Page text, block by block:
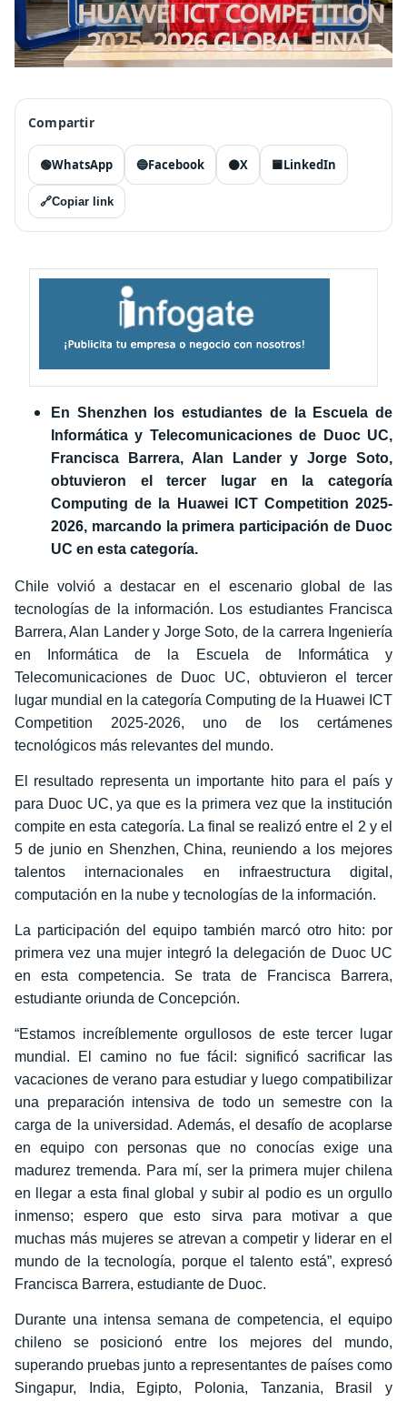
Compartir
🟢WhatsApp 🔵Facebook ⚫X 🟦LinkedIn
🔗Copiar link
En Shenzhen los estudiantes de la Escuela de
Informática y Telecomunicaciones de Duoc UC,
Francisca Barrera, Alan Lander y Jorge Soto,
obtuvieron el tercer lugar en la categoría
Computing de la Huawei ICT Competition 2025-
2026, marcando la primera participación de Duoc
UC en esta categoría.
Chile volvió a destacar en el escenario global de las
tecnologías de la información. Los estudiantes Francisca
Barrera, Alan Lander y Jorge Soto, de la carrera Ingeniería
en Informática de la Escuela de Informática y
Telecomunicaciones de Duoc UC, obtuvieron el tercer
lugar mundial en la categoría Computing de la Huawei ICT
Competition 2025-2026, uno de los certámenes
tecnológicos más relevantes del mundo.
El resultado representa un importante hito para el país y
para Duoc UC, ya que es la primera vez que la institución
compite en esta categoría. La final se realizó entre el 2 y el
5 de junio en Shenzhen, China, reuniendo a los mejores
talentos internacionales en infraestructura digital,
computación en la nube y tecnologías de la información.
La participación del equipo también marcó otro hito: por
primera vez una mujer integró la delegación de Duoc UC
en esta competencia. Se trata de Francisca Barrera,
estudiante oriunda de Concepción.
“Estamos increíblemente orgullosos de este tercer lugar
mundial. El camino no fue fácil: significó sacrificar las
vacaciones de verano para estudiar y luego compatibilizar
una preparación intensiva de todo un semestre con la
carga de la universidad. Además, el desafío de acoplarse
en equipo con personas que no conocías exige una
madurez tremenda. Para mí, ser la primera mujer chilena
en llegar a esta final global y subir al podio es un orgullo
inmenso; espero que esto sirva para motivar a que
muchas más mujeres se atrevan a competir y liderar en el
mundo de la tecnología, porque el talento está”, expresó
Francisca Barrera, estudiante de Duoc.
Durante una intensa semana de competencia, el equipo
chileno se posicionó entre los mejores del mundo,
superando pruebas junto a representantes de países como
Singapur, India, Egipto, Polonia, Tanzania, Brasil y